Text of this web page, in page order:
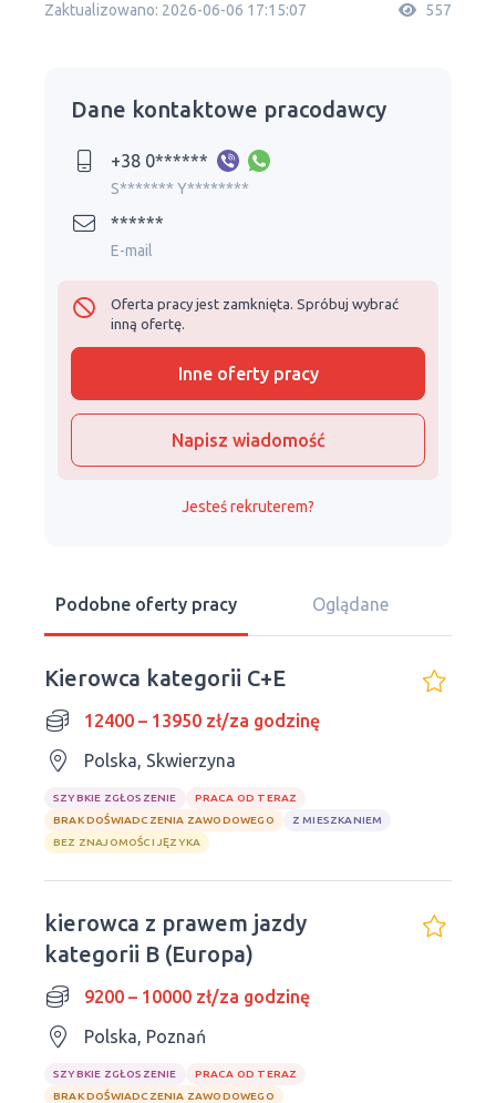
Zaktualizowano: 2026-06-06 17:15:07 557
Dane kontaktowe pracodawcy
+38 0******
S******* Y********
******
E-mail
Oferta pracy jest zamknięta. Spróbuj wybrać
inną ofertę.
Inne oferty pracy
Napisz wiadomość
Jesteś rekruterem?
Podobne oferty pracy Oglądane
Kierowca kategorii C+E
12400 – 13950 zł/za godzinę
Polska, Skwierzyna
SZYBKIE ZGŁOSZENIE
PRACA OD TERAZ
BRAK DOŚWIADCZENIA ZAWODOWEGO
Z MIESZKANIEM
BEZ ZNAJOMOŚCI JĘZYKA
kierowca z prawem jazdy
kategorii B (Europa)
9200 – 10000 zł/za godzinę
Polska, Poznań
SZYBKIE ZGŁOSZENIE
PRACA OD TERAZ
BRAK DOŚWIADCZENIA ZAWODOWEGO